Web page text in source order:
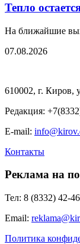
Тепло
На ближайшие
07.08.2026
610002, г. Киров,
Редакция:
E-mail:
Контакты
Реклама на
Тел: 8 (8332) 42-
Email:
Политика